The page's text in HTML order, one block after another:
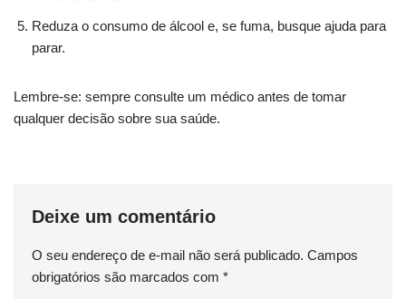
Reduza o consumo de álcool e, se fuma, busque ajuda para
parar.
Lembre-se: sempre consulte um médico antes de tomar
qualquer decisão sobre sua saúde.
Deixe um comentário
O seu endereço de e-mail não será publicado. Campos
obrigatórios são marcados com *